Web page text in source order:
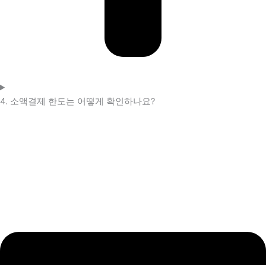
4. 소액결제 한도는 어떻게 확인하나요?